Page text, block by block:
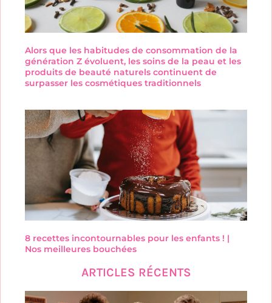
Alors que les habitudes de consommation de la
génération Z évoluent, les soins de la peau et les
produits de beauté naturels continuent de
surpasser les cosmétiques traditionnels
8 recettes incontournables pour les enfants ! |
Nos meilleures bouchées
ARTICLES RÉCENTS